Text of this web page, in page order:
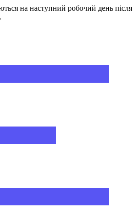
на наступний робочий день після